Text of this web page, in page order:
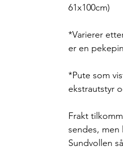
61x100cm)
*Varierer
er en
*Pute som
ekstrautstyr
Frakt
sendes,
Sundvollen